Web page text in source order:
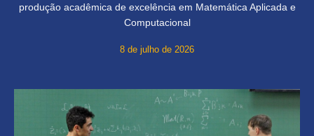
produção acadêmica de excelência em Matemática Aplicada e
Computacional
8 de julho de 2026